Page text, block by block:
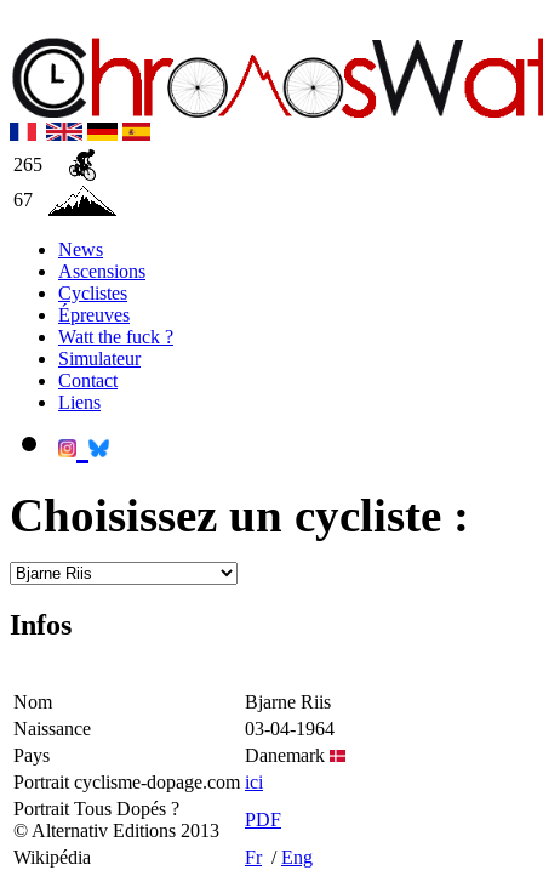
265
67
News
Ascensions
Cyclistes
Épreuves
Watt the fuck ?
Simulateur
Contact
Liens
Choisissez un cycliste :
Infos
Nom
Bjarne Riis
Naissance
03-04-1964
Pays
Danemark
Portrait cyclisme-dopage.com ici
Portrait Tous Dopés ?
© Alternativ Editions 2013
PDF
Wikipédia
Fr/Eng